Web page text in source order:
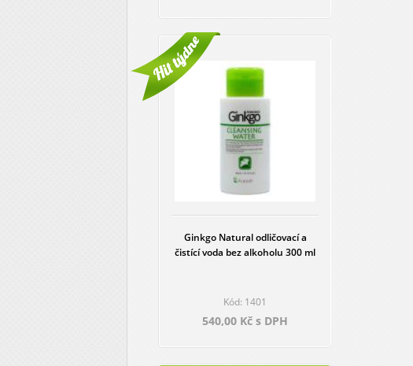
Ginkgo Natural odličovací a
čistící voda bez alkoholu 300 ml
Kód: 1401
540,00 Kč s DPH